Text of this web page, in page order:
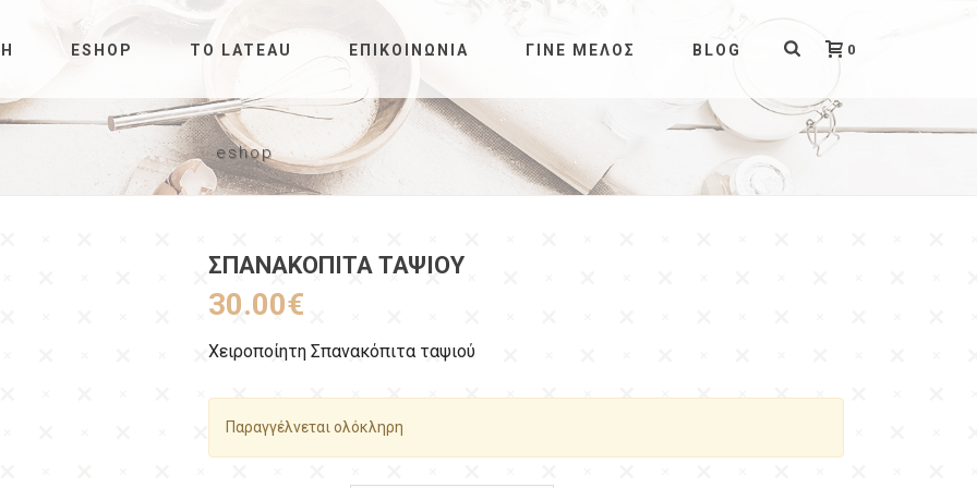
ESHOP ΤΟ LATEAU ΕΠΙΚΟΙΝΩΝΊΑ ΓΊΝΕ ΜΈΛΟΣ BLOG 0
eshop
ΣΠΑΝΑΚΌΠΙΤΑ ΤΑΨΙΟΎ
30.00€
Χειροποίητη Σπανακόπιτα ταψιού
Παραγγέλνεται ολόκληρη